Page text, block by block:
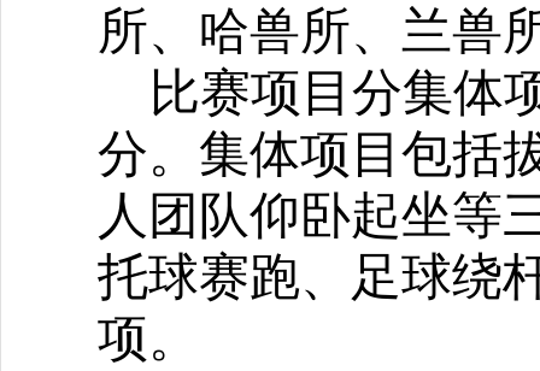
所、哈兽所、兰兽
比赛项目分集体
分。集体项目包括
人团队仰卧起坐等
托球赛跑、足球绕
项。